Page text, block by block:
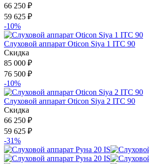
66 250 ₽
59 625 ₽
-10%
Слуховой аппарат Oticon Siya 1 IТC 90
Скидка
85 000 ₽
76 500 ₽
-10%
Слуховой аппарат Oticon Siya 2 IТC 90
Скидка
66 250 ₽
59 625 ₽
-31%